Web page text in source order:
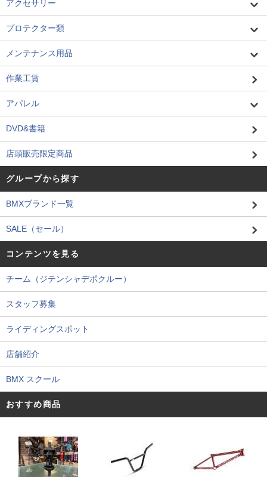
アクセサリー
プロテクター類
メンテナンス用品
作業工賃
アパレル
DVD&書籍
店頭販売限定商品
グループから探す
BMXブランド一覧
SALE（セール）
コンテンツを見る
チーム（ジテンシャデポクルー）
スタッフ募集
ライディングスポット
店舗紹介
BMX スクール
おすすめ商品